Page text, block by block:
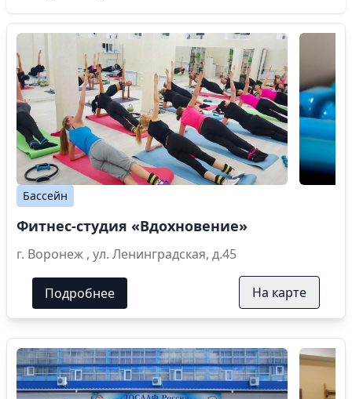
Бассейн
Фитнес-студия «Вдохновение»
г. Воронеж , ул. Ленинградская, д.45
Подробнее На карте